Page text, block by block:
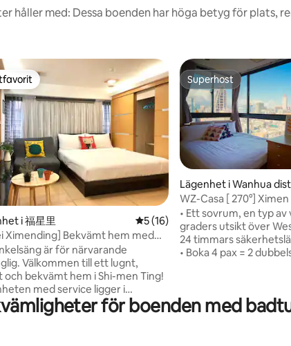
håller med: Dessa boenden har höga betyg för plats,
betyg, 159 omdömen
i 福星里 5 av 5 i genomsnittligt betyg, 16
5 (16)
Ximending] Bekvämt hem med
separat badrum, jacuzzi,
är för närvarande
till ett lugnt,
bekvämt hem i Shi-men Ting!
med service ligger i
av Ximending, 7 minuters
från Ximending
Superhost
Superhost
Lägenhet i Wanhua
WZ-Casa [ 270°] Ximen
門町 gratis WiFi
• Ett sovrum, en typ av
graders utsikt över
24 timmars
• Boka 4 pax = 2 dubbelsängar • Boka
rumstädtjänst efter
för boenden med